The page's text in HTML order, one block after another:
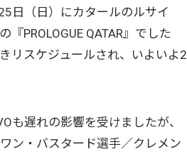
日（日）にカタールのルサイ
PROLOGUE QATAR』でした
リスケジュールされ、いよいよ2
も遅れの影響を受けましたが、
ン・バスタード選手／クレメン